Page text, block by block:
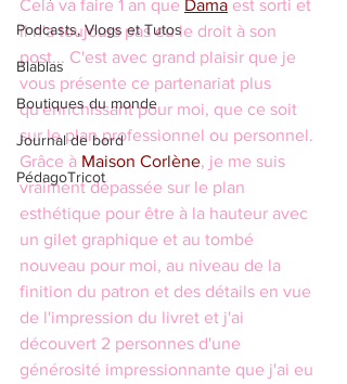
Podcasts, Vlogs et Tutos
Blablas
Boutiques du monde
Journal de bord
PédagoTricot
Cela va faire 1 an que Dama est sorti et
il n'a toujours pas eu le droit à son
post... C'est avec grand plaisir que je
vous présente ce partenariat plus
qu'enrichissant pour moi, que ce soit
sur le plan professionnel ou personnel.
Grâce à Maison Corlène, je me suis
vraiment dépassée sur le plan
esthétique pour être à la hauteur avec
un gilet graphique et au tombé
nouveau pour moi, au niveau de la
finition du patron et des détails en vue
de l'impression du livret et j'ai
découvert 2 personnes d'une
générosité impressionnante que j'ai eu